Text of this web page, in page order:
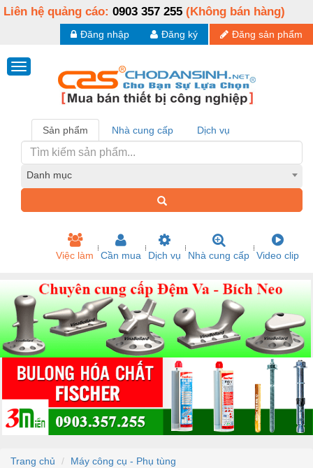
Liên hệ quảng cáo: 0903 357 255 (Không bán hàng)
Đăng sản phẩm
Đăng ký
Đăng nhập
Sản phẩm Nhà cung cấp Dịch vụ
Danh mục
Việc làm Cần mua Dịch vụ Nhà cung cấp Video clip
Trang chủ
Máy công cụ - Phụ tùng